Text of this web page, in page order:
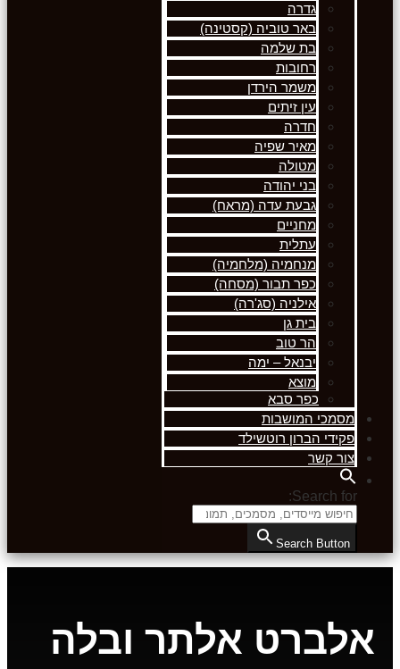
גדרה
באר טוביה (קסטינה)
בת שלמה
רחובות
משמר הירדן
עין זיתים
חדרה
מאיר שפיה
מטולה
בני יהודה
גבעת עדה (מראח)
מחניים
עתלית
מנחמיה (מלחמיה)
כפר תבור (מסחה)
אילניה (סג'רה)
בית גן
הר טוב
יבנאל – ימה
מוצא
כפר סבא
מסמכי המושבות
פקידי הברון רוטשילד
צור קשר
Search for:
Search Button
אלברט אלתר ובלה